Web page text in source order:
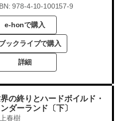
978-4-10-100157-9
e-honで購入
ックライブで購入
詳細
の終りとハードボイルド・
ダーランド〔下〕
春樹